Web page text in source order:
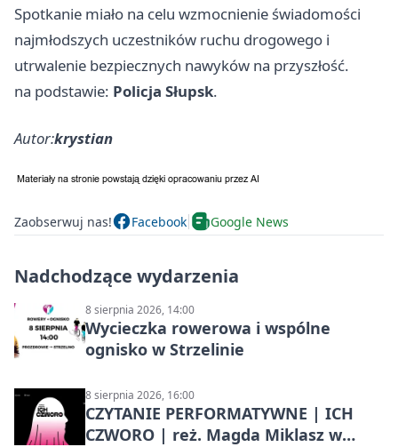
Spotkanie miało na celu wzmocnienie świadomości
najmłodszych uczestników ruchu drogowego i
utrwalenie bezpiecznych nawyków na przyszłość.
na podstawie: Policja Słupsk.
Autor:krystian
Zaobserwuj nas! Facebook Google News
Nadchodzące wydarzenia
8 sierpnia 2026, 14:00
Wycieczka rowerowa i wspólne
ognisko w Strzelinie
8 sierpnia 2026, 16:00
CZYTANIE PERFORMATYWNE | ICH
CZWORO | reż. Magda Miklasz w